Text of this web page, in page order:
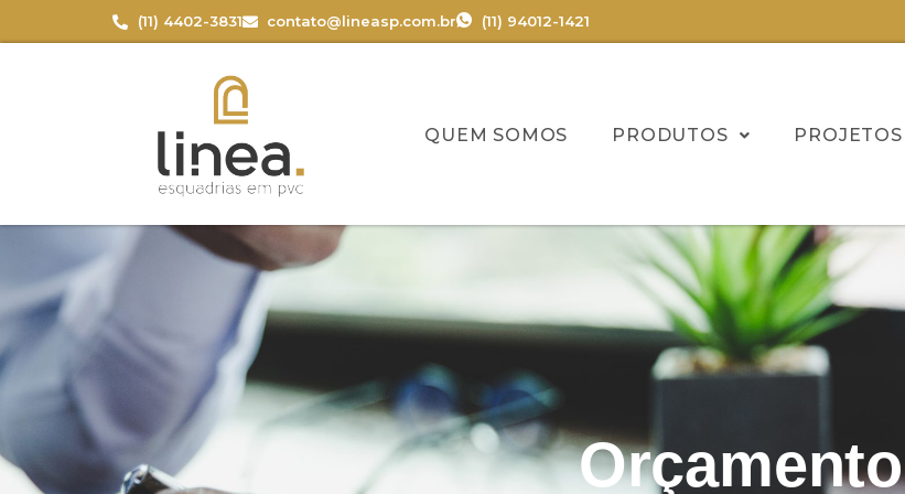
(11) 4402-3831 contato@lineasp.com.br (11) 94012-1421
QUEM SOMOS PRODUTOS PROJETOS
Orçamento